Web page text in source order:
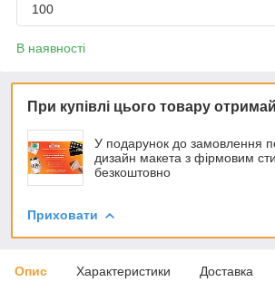
100
В наявності
При купівлі цього товару
У подарунок до замовлення
дизайн макета з фірмовим
безкоштовно
Приховати
Опис Характеристики Доставка